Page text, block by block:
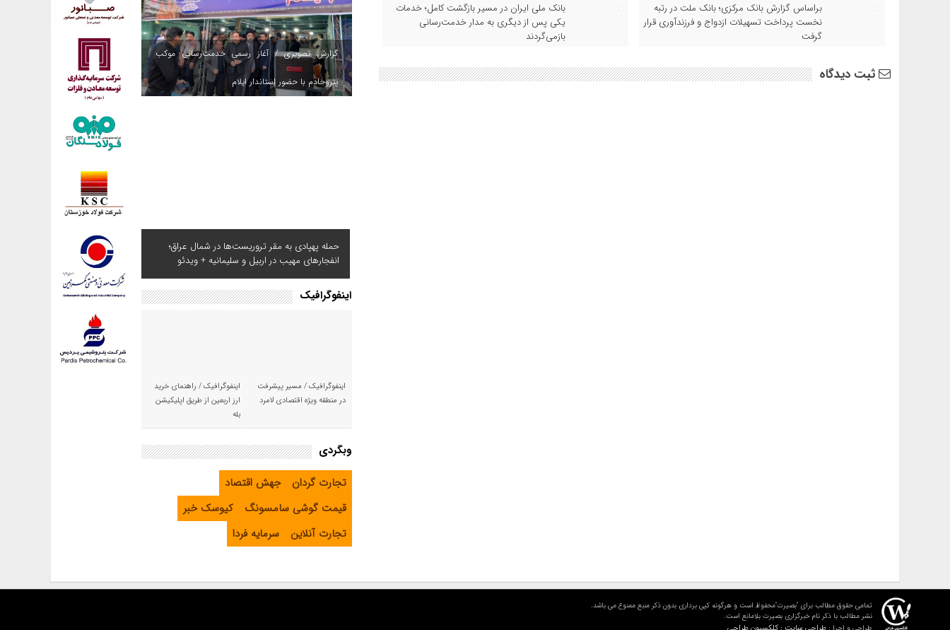
براساس گزارش بانک مرکزی؛ بانک ملت در رتبه
نخست پرداخت تسهیلات ازدواج و فرزندآوری قرار
گرفت
بانک ملی ایران در مسیر بازگشت کامل؛ خدمات
یکی پس از دیگری به مدار خدمت‌رسانی
بازمی‌گردند
ثبت دیدگاه
گزارش تصویری / آغاز رسمی خدمت‌رسانی موکب
پتروخادم با حضور استاندار ایلام
حمله پهپادی به مقر تروریست‌ها در شمال عراق؛
انفجارهای مهیب در اربیل و سلیمانیه + ویدئو
اینفوگرافیک
اینفوگرافیک / مسیر پیشرفت
در منطقه ویژه اقتصادی لامرد
اینفوگرافیک / راهنمای خرید
ارز اربعین از طریق اپلیکیشن
بله
وبگردی
تجارت گردان
جهش اقتصاد
قیمت گوشی سامسونگ
کیوسک خبر
تجارت آنلاین
سرمایه فردا
تمامی حقوق مطالب برای "بصیرت"محفوظ است و هرگونه کپی برداری بدون ذکر منبع ممنوع می باشد.
نشر مطالب با ذکر نام خبرگزاری بصیرت بلامانع است.